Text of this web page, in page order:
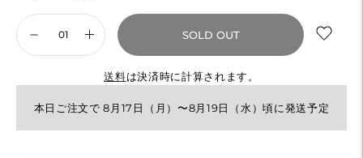
SOLD OUT
送料は決済時に計算されます。
本日ご注文で 8月17日（月）〜8月19日（水）頃に発送予定